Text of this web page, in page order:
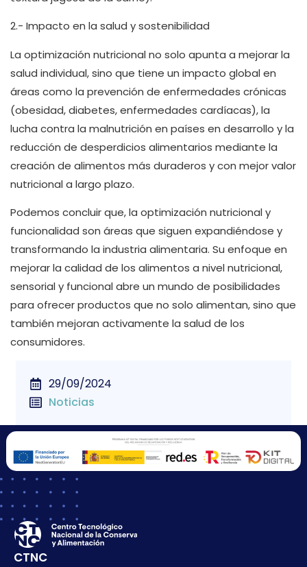
2.- Impacto en la salud y sostenibilidad
La optimización nutricional no solo apunta a mejorar la
salud individual, sino que tiene un impacto global en
áreas como la prevención de enfermedades crónicas
(obesidad, diabetes, enfermedades cardíacas), la
lucha contra la malnutrición en países en desarrollo y la
reducción de desperdicios alimentarios mediante la
creación de alimentos más duraderos y con mejor valor
nutricional a largo plazo.
Podemos concluir que, la optimización nutricional y
funcionalidad son áreas que siguen expandiéndose y
transformando la industria alimentaria. Su enfoque en
mejorar la calidad de los alimentos a nivel nutricional,
sensorial y funcional abre un mundo de posibilidades
para ofrecer productos que no solo alimentan, sino que
también mejoran activamente la salud de los
consumidores.
29/09/2024
Noticias
CTNC